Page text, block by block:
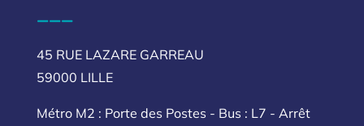
___
45 RUE LAZARE GARREAU
59000 LILLE
Métro M2 : Porte des Postes - Bus : L7 - Arrêt